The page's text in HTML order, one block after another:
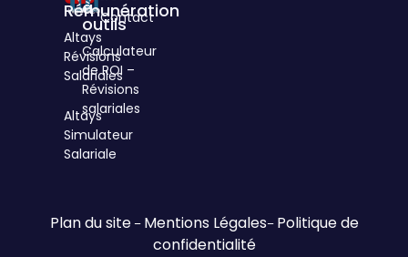
Rémunération
Altays
Révisions
Salariales
Altays
Simulateur
Salariale
à
outils
Calculateur
de ROI –
Révisions
salariales
Contact
Plan du site– Mentions Légales– Politique de
confidentialité